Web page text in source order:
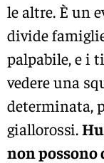
le altre. È un
divide famiglie
palpabile, e i
vedere una
determinata,
giallorossi.
non